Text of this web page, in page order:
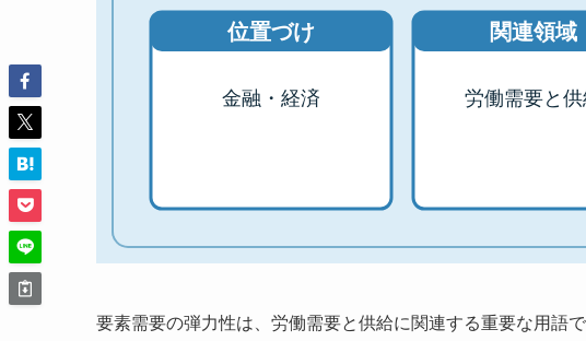
要素需要の弾力性は、労働需要と供給に関連する重要な用語